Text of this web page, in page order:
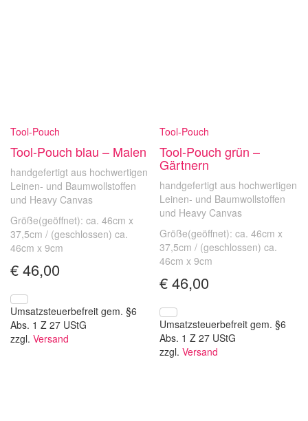
Tool-Pouch
Tool-Pouch blau – Malen
handgefertigt aus hochwertigen
Leinen- und Baumwollstoffen
und Heavy Canvas
Größe(geöffnet): ca. 46cm x
37,5cm / (geschlossen) ca.
46cm x 9cm
€46,00
Umsatzsteuerbefreit gem. §6
Abs. 1 Z 27 UStG
zzgl. Versand
Tool-Pouch
Tool-Pouch grün –
Gärtnern
handgefertigt aus hochwertigen
Leinen- und Baumwollstoffen
und Heavy Canvas
Größe(geöffnet): ca. 46cm x
37,5cm / (geschlossen) ca.
46cm x 9cm
€46,00
Umsatzsteuerbefreit gem. §6
Abs. 1 Z 27 UStG
zzgl.Versand